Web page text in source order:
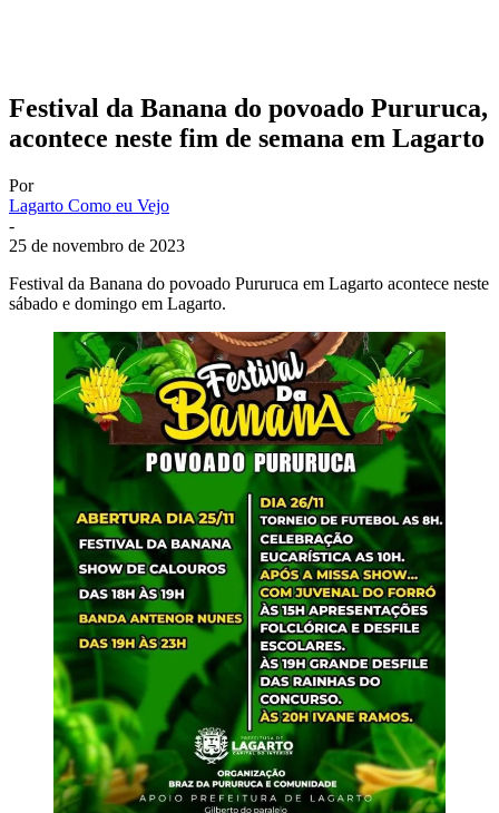
Festival da Banana do povoado Pururuca,
acontece neste fim de semana em Lagarto
Por
Lagarto Como eu Vejo
-
25 de novembro de 2023
Festival da Banana do povoado Pururuca em Lagarto acontece neste
sábado e domingo em Lagarto.